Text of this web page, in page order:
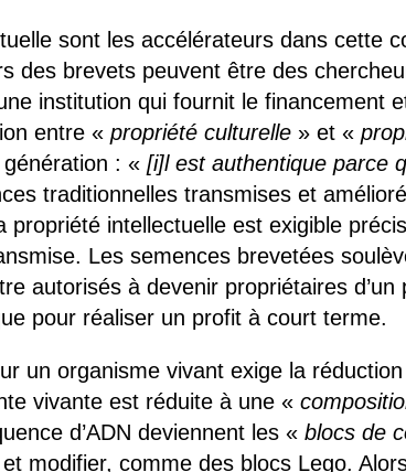
sont les accélérateurs dans cette
des brevets peuvent être des
institution qui fournit le financement
entre «propriété culturelle » et «
génération : «[i]l est authentique parce
traditionnelles transmises et
intellectuelle est exigible
Les semences brevetées
autorisés à devenir propriétaires
pour réaliser un profit à court terme.
un organisme vivant exige la
vivante est réduite à une «
d’ADN deviennent les «blocs de
modifier, comme des blocs Lego.